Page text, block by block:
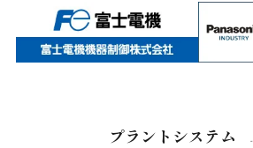
プラントシステム